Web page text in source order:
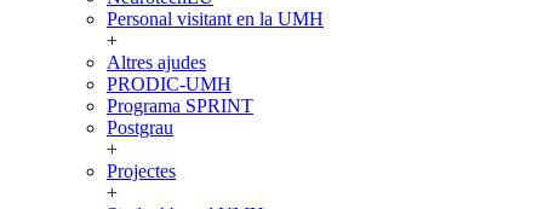
Personal visitant en la UMH
+
Altres ajudes
PRODIC-UMH
Programa SPRINT
Postgrau
+
Projectes
+